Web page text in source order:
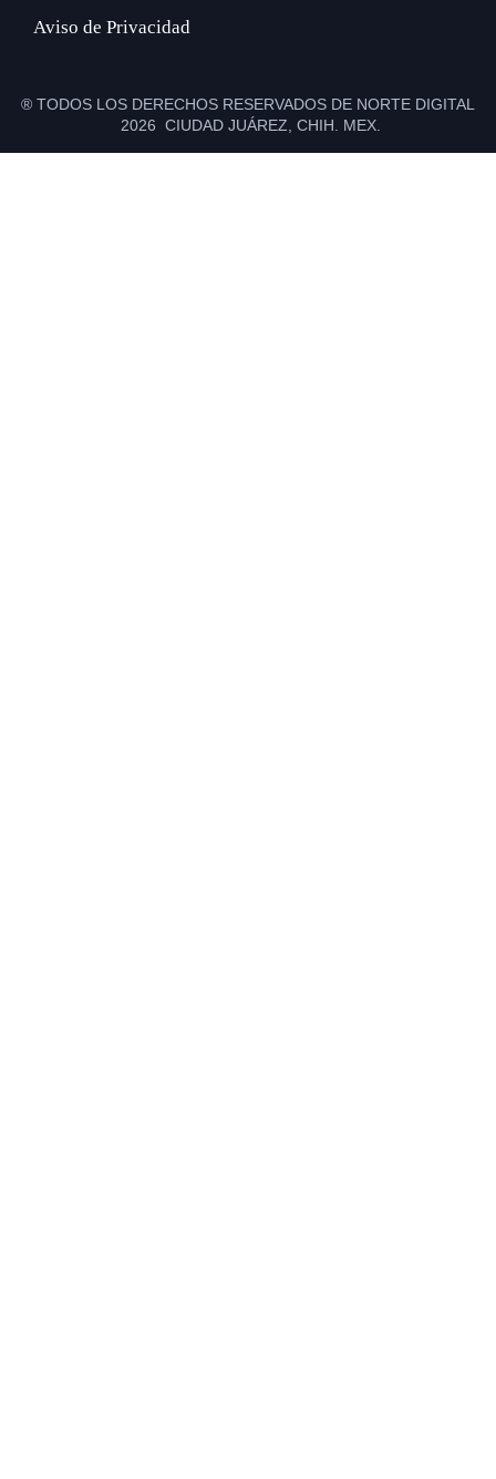
Aviso de Privacidad
® TODOS LOS DERECHOS RESERVADOS DE NORTE DIGITAL
2026 CIUDAD JUÁREZ, CHIH. MEX.